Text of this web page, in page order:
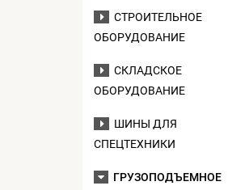
СТРОИТЕЛЬНОЕ
ОБОРУДОВАНИЕ
СКЛАДСКОЕ
ОБОРУДОВАНИЕ
ШИНЫ ДЛЯ
СПЕЦТЕХНИКИ
ГРУЗОПОДЪЕМНОЕ